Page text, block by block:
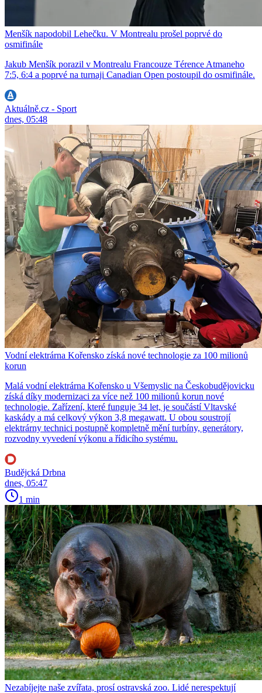
Menšík napodobil Lehečku. V Montrealu prošel poprvé do
osmifinále
Jakub Menšík porazil v Montrealu Francouze Térence Atmaneho
7:5, 6:4 a poprvé na turnaji Canadian Open postoupil do osmifinále.
Aktuálně.cz - Sport
dnes, 05:48
Vodní elektrárna Kořensko získá nové technologie za 100 milionů
korun
Malá vodní elektrárna Kořensko u Všemyslic na Českobudějovicku
získá díky modernizaci za více než 100 milionů korun nové
technologie. Zařízení, které funguje 34 let, je součástí Vltavské
kaskády a má celkový výkon 3,8 megawatt. U obou soustrojí
elektrárny technici postupně kompletně mění turbíny, generátory,
rozvodny vyvedení výkonu a řídicího systému.
Budějcká Drbna
dnes, 05:47
1 min
Nezabíjejte naše zvířata, prosí ostravská zoo. Lidé nerespektují